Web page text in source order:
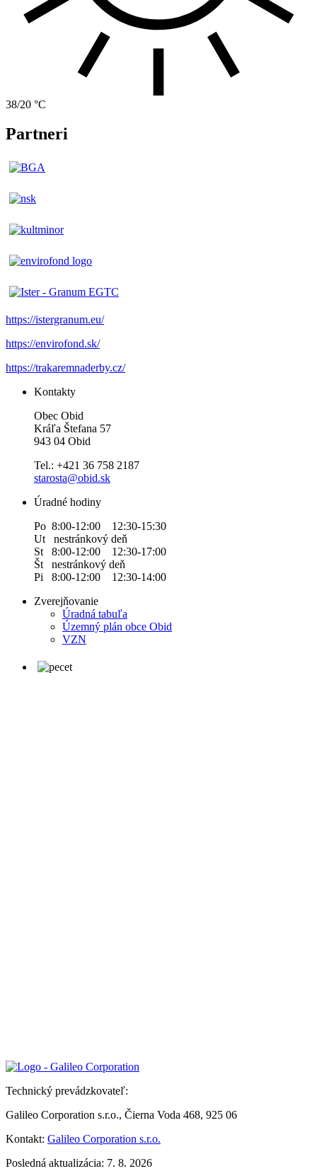
38/20 °C
Partneri
https://istergranum.eu/
https://envirofond.sk/
https://trakaremnaderby.cz/
Kontakty
Obec Obid
Kráľa Štefana 57
943 04 Obid
Tel.: +421 36 758 2187
starosta@obid.sk
Úradné hodiny
Po 8:00-12:00 12:30-15:30
Ut nestránkový deň
St 8:00-12:00 12:30-17:00
Št nestránkový deň
Pi 8:00-12:00 12:30-14:00
Zverejňovanie
Úradná tabuľa
Územný plán obce Obid
VZN
Technický prevádzkovateľ:
Galileo Corporation s.r.o., Čierna Voda 468, 925 06
Kontakt: Galileo Corporation s.r.o.
Posledná aktualizácia: 7. 8. 2026